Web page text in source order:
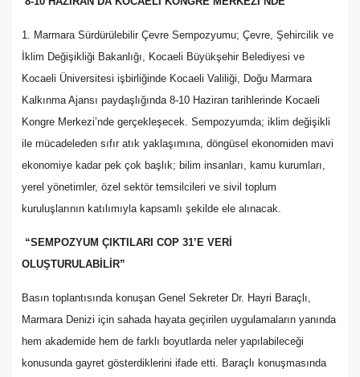
1. Marmara Sürdürülebilir Çevre Sempozyumu; Çevre, Şehircilik ve
İklim Değişikliği Bakanlığı, Kocaeli Büyükşehir Belediyesi ve
Kocaeli Üniversitesi işbirliğinde Kocaeli Valiliği, Doğu Marmara
Kalkınma Ajansı paydaşlığında 8-10 Haziran tarihlerinde Kocaeli
Kongre Merkezi’nde gerçekleşecek. Sempozyumda; iklim değişikli
ile mücadeleden sıfır atık yaklaşımına, döngüsel ekonomiden mavi
ekonomiye kadar pek çok başlık; bilim insanları, kamu kurumları,
yerel yönetimler, özel sektör temsilcileri ve sivil toplum
kuruluşlarının katılımıyla kapsamlı şekilde ele alınacak.
“SEMPOZYUM ÇIKTILARI COP 31’E VERİ
OLUŞTURULABİLİR”
Basın toplantısında konuşan Genel Sekreter Dr. Hayri Baraçlı,
Marmara Denizi için sahada hayata geçirilen uygulamaların yanında
hem akademide hem de farklı boyutlarda neler yapılabileceği
konusunda gayret gösterdiklerini ifade etti. Baraçlı konuşmasında